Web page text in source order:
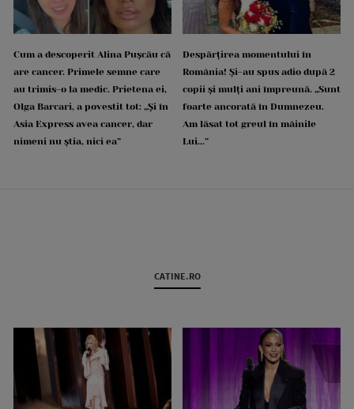
Cum a descoperit Alina Pușcău că
are cancer. Primele semne care
au trimis-o la medic. Prietena ei,
Olga Barcari, a povestit tot: „Și în
Asia Express avea cancer, dar
nimeni nu știa, nici ea”
Despărțirea momentului în
România! Și-au spus adio după 2
copii și mulți ani împreună. „Sunt
foarte ancorată în Dumnezeu.
Am lăsat tot greul în mâinile
Lui...”
CATINE.RO